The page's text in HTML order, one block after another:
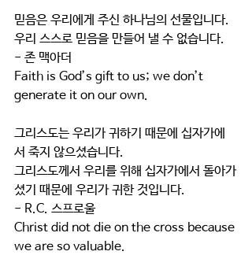
믿음은 우리에게 주신 하나님의 선물입니다.
우리 스스로 믿음을 만들어 낼 수 없습니다.
- 존 맥아더
Faith is God’s gift to us; we don’t
generate it on our own.
그리스도는 우리가 귀하기 때문에 십자가에
서 죽지 않으셨습니다.
그리스도께서 우리를 위해 십자가에서 돌아가
셨기 때문에 우리가 귀한 것입니다.
- R.C. 스프로울
Christ did not die on the cross because
we are so valuable.